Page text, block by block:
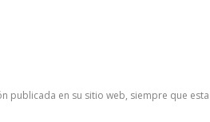
en su sitio web, siempre que